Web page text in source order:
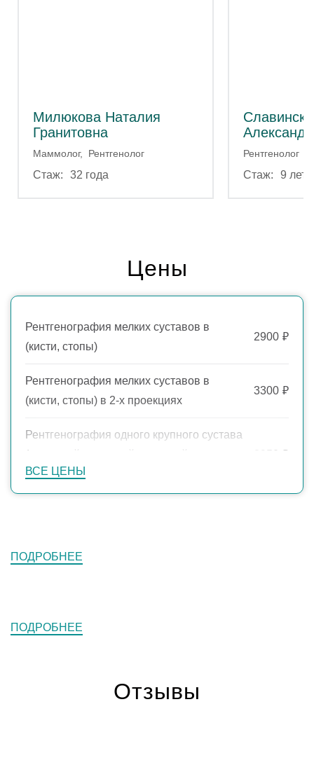
Милюкова Наталия
Гранитовна
Маммолог Рентгенолог
32 года
Рентгенолог
9 лет
Цены
ВСЕ ЦЕНЫ
Рентгенография мелких суставов в
(кисти, стопы)
2900 ₽
Рентгенография мелких суставов в
(кисти, стопы) в 2-х проекциях
3300 ₽
Рентгенография одного крупного сустава
(коленный, плечевой, локтевой,
тазобедренный, голеностопный)
2950 ₽
проекциях
х проекциях
ПОДРОБНЕЕ
ПОДРОБНЕЕ
Отзывы